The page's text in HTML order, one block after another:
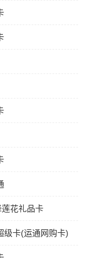
花礼品卡
级卡(运通网购卡)